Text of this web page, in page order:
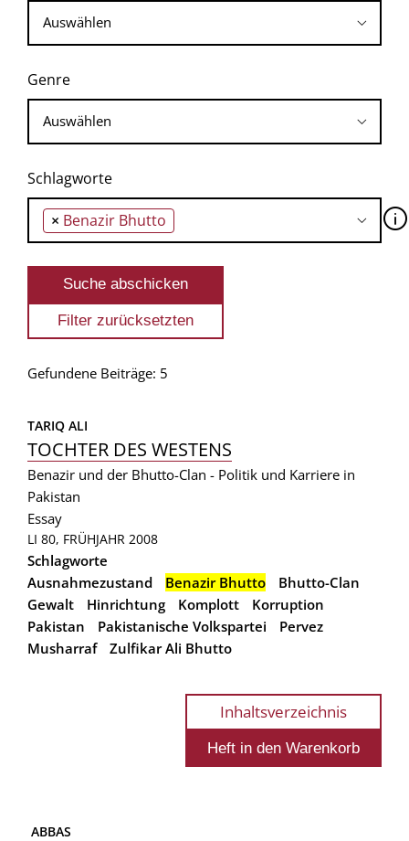
Genre
Schlagworte
× Benazir Bhutto 🛈
Gefundene Beiträge: 5
TARIQ ALI
TOCHTER DES WESTENS
Benazir und der Bhutto-Clan - Politik und Karriere in
Pakistan
Essay
LI 80, FRÜHJAHR 2008
Schlagworte
Ausnahmezustand
Benazir Bhutto
Bhutto-Clan
Gewalt
Hinrichtung Komplott
Korruption
Pakistan
Pakistanische Volkspartei
Pervez
Musharraf
Zulfikar Ali Bhutto
Inhaltsverzeichnis
ABBAS